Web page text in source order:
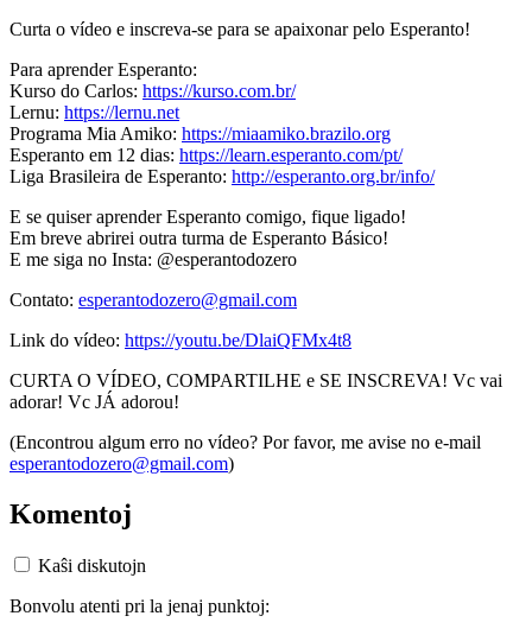
Curta o vídeo e inscreva-se para se apaixonar pelo Esperanto!
Para aprender Esperanto:
Kurso do Carlos: https://kurso.com.br/
Lernu: https://lernu.net
Programa Mia Amiko: https://miaamiko.brazilo.org
Esperanto em 12 dias: https://learn.esperanto.com/pt/
Liga Brasileira de Esperanto: http://esperanto.org.br/info/
E se quiser aprender Esperanto comigo, fique ligado!
Em breve abrirei outra turma de Esperanto Básico!
E me siga no Insta: @esperantodozero
Contato: esperantodozero@gmail.com
Link do vídeo: https://youtu.be/DlaiQFMx4t8
CURTA O VÍDEO, COMPARTILHE e SE INSCREVA! Vc vai
adorar! Vc JÁ adorou!
(Encontrou algum erro no vídeo? Por favor, me avise no e-mail
esperantodozero@gmail.com)
Komentoj
Kaŝi diskutojn
Bonvolu atenti pri la jenaj punktoj: